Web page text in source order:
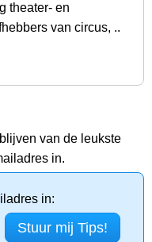
theater- en
van circus, ..
van de leukste
in.
in: